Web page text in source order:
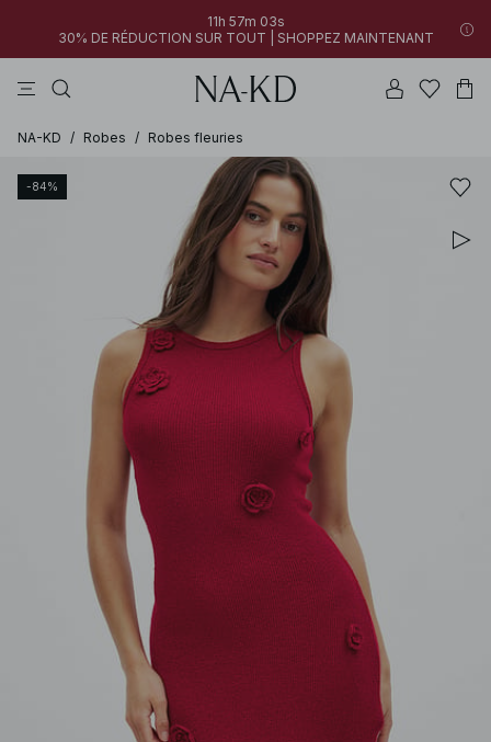
11h 57m 03s
30% DE RÉDUCTION SUR TOUT | SHOPPEZ MAINTENANT
NA-KD / Robes / Robes fleuries
-84%